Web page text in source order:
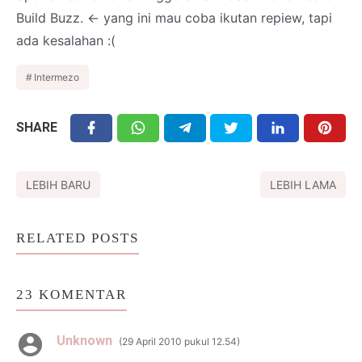
Build Buzz. <- yang ini mau coba ikutan repiew, tapi
ada kesalahan :(
Intermezo
SHARE
LEBIH BARU LEBIH LAMA
RELATED POSTS
23 KOMENTAR
Unknown 29 April 2010 pukul 12.54